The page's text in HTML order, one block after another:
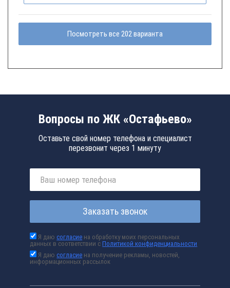
Посмотреть все 202 варианта
Вопросы по ЖК «Остафьево»
Оставьте свой номер телефона и специалист
перезвонит через 1 минуту
Заказать звонок
Я даюсогласие на обработку моих персональных
данных в соответствии сПолитикой конфиденциальности
Я даюсогласие на получение рекламы, новостей,
информационных рассылок